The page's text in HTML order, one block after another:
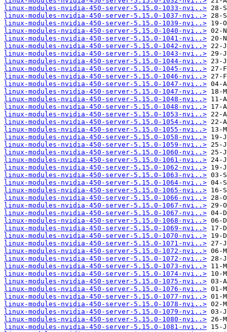
linux-modules-nvidia-450-server-5.15.0-1033-nvi..>
linux-modules-nvidia-450-server-5.15.0-1037-nvi..>
linux-modules-nvidia-450-server-5.15.0-1039-nvi..>
linux-modules-nvidia-450-server-5.15.0-1040-nvi..>
linux-modules-nvidia-450-server-5.15.0-1041-nvi..>
linux-modules-nvidia-450-server-5.15.0-1042-nvi..>
linux-modules-nvidia-450-server-5.15.0-1043-nvi..>
linux-modules-nvidia-450-server-5.15.0-1044-nvi..>
linux-modules-nvidia-450-server-5.15.0-1045-nvi..>
linux-modules-nvidia-450-server-5.15.0-1046-nvi..>
linux-modules-nvidia-450-server-5.15.0-1047-nvi..>
linux-modules-nvidia-450-server-5.15.0-1047-nvi..>
linux-modules-nvidia-450-server-5.15.0-1048-nvi..>
linux-modules-nvidia-450-server-5.15.0-1048-nvi..>
linux-modules-nvidia-450-server-5.15.0-1053-nvi..>
linux-modules-nvidia-450-server-5.15.0-1054-nvi..>
linux-modules-nvidia-450-server-5.15.0-1055-nvi..>
linux-modules-nvidia-450-server-5.15.0-1058-nvi..>
linux-modules-nvidia-450-server-5.15.0-1059-nvi..>
linux-modules-nvidia-450-server-5.15.0-1060-nvi..>
linux-modules-nvidia-450-server-5.15.0-1061-nvi..>
linux-modules-nvidia-450-server-5.15.0-1062-nvi..>
linux-modules-nvidia-450-server-5.15.0-1063-nvi..>
linux-modules-nvidia-450-server-5.15.0-1064-nvi..>
linux-modules-nvidia-450-server-5.15.0-1065-nvi..>
linux-modules-nvidia-450-server-5.15.0-1066-nvi..>
linux-modules-nvidia-450-server-5.15.0-1067-nvi..>
linux-modules-nvidia-450-server-5.15.0-1067-nvi..>
linux-modules-nvidia-450-server-5.15.0-1068-nvi..>
linux-modules-nvidia-450-server-5.15.0-1069-nvi..>
linux-modules-nvidia-450-server-5.15.0-1070-nvi..>
linux-modules-nvidia-450-server-5.15.0-1071-nvi..>
linux-modules-nvidia-450-server-5.15.0-1072-nvi..>
linux-modules-nvidia-450-server-5.15.0-1072-nvi..>
linux-modules-nvidia-450-server-5.15.0-1073-nvi..>
linux-modules-nvidia-450-server-5.15.0-1074-nvi..>
linux-modules-nvidia-450-server-5.15.0-1075-nvi..>
linux-modules-nvidia-450-server-5.15.0-1076-nvi..>
linux-modules-nvidia-450-server-5.15.0-1077-nvi..>
linux-modules-nvidia-450-server-5.15.0-1078-nvi..>
linux-modules-nvidia-450-server-5.15.0-1079-nvi..>
linux-modules-nvidia-450-server-5.15.0-1080-nvi..>
linux-modules-nvidia-450-server-5.15.0-1081-nvi..>